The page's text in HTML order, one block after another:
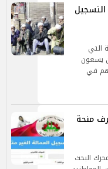
التسجيل
التي
يسعون
في
منحة
البحث